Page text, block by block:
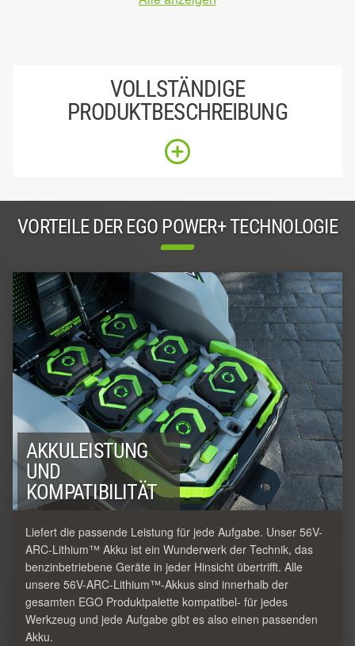
VOLLSTÄNDIGE
PRODUKTBESCHREIBUNG
VORTEILE DER EGO POWER+ TECHNOLOGIE
AKKULEISTUNG
UND
KOMPATIBILITÄT
Liefert die passende Leistung für jede Aufgabe. Unser 56V-
ARC-Lithium™ Akku ist ein Wunderwerk der Technik, das
benzinbetriebene Geräte in jeder Hinsicht übertrifft. Alle
unsere 56V-ARC-Lithium™-Akkus sind innerhalb der
gesamten EGO Produktpalette kompatibel- für jedes
Werkzeug und jede Aufgabe gibt es also einen passenden
Akku.